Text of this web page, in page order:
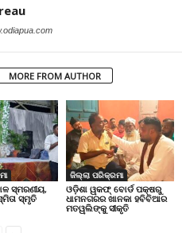
MORE FROM AUTHOR
ସ୍ମରଣୀୟ,
ସ୍ମୃତି
ଜିଲ୍ଲା ପରିକ୍ରମା
ଓଡ଼ିଶା ୱକଫ୍ ବୋର୍ଡ ପକ୍ଷରୁ
ଧାମନଗରର ଖାନକା ହବିବିଆର
ମତୱଲିଙ୍କୁ ସୀକୃତି